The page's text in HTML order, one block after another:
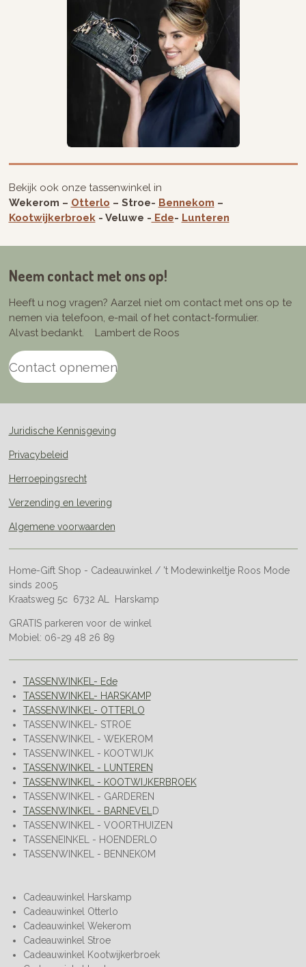
Bekijk ook onze tassenwinkel in
Wekerom – Otterlo – Stroe- Bennekom –
Kootwijkerbroek- Veluwe - Ede- Lunteren
Neem contact met ons op!
Heeft u nog vragen? Aarzel niet om contact met ons op te
nemen via telefoon, e-mail of het contact-formulier.
Alvast bedankt. Lambert de Roos
Contact opnemen
Juridische Kennisgeving
Privacybeleid
Herroepingsrecht
Verzending en levering
Algemene voorwaarden
Home-Gift Shop - Cadeauwinkel / 't Modewinkeltje Roos Mode
sinds 2005
Kraatsweg 5c 6732 AL Harskamp
GRATIS parkeren voor de winkel
Mobiel: 06-29 48 26 89
TASSENWINKEL- Ede
TASSENWINKEL- HARSKAMP
TASSENWINKEL- OTTERLO
TASSENWINKEL- STROE
TASSENWINKEL - WEKEROM
TASSENWINKEL - KOOTWIJK
TASSENWINKEL - LUNTEREN
TASSENWINKEL - KOOTWIJKERBROEK
TASSENWINKEL - GARDEREN
TASSENWINKEL - BARNEVELD
TASSENWINKEL - VOORTHUIZEN
TASSENEINKEL - HOENDERLO
TASSENWINKEL - BENNEKOM
Cadeauwinkel Harskamp
Cadeauwinkel Otterlo
Cadeauwinkel Wekerom
Cadeauwinkel Stroe
Cadeauwinkel Kootwijkerbroek